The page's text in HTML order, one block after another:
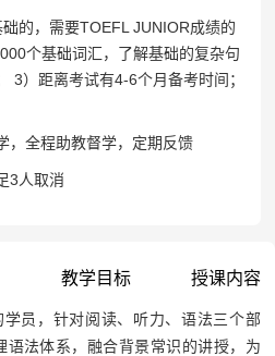
的，需要TOEFL JUNIOR成绩的
个基础词汇，了解基础的复杂句
3）距离考试有4-6个月备考时间；
，全程助教督学，定期反馈
3人取消
教学目标 授课内容
学员，针对阅读、听力、语法三个部
法体系，融合背景常识的讲授，为